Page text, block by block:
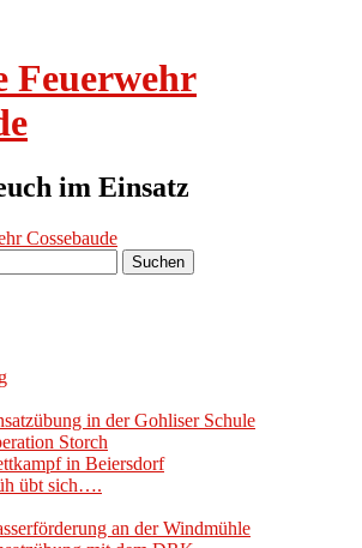
Feuerwehr
im Einsatz
in der Gohliser Schule
Storch
in Beiersdorf
übt sich….
an der Windmühle